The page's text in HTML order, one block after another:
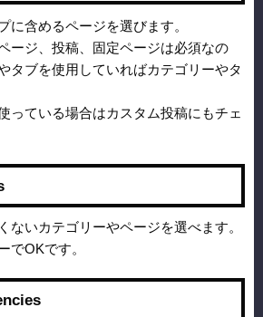
に含めるページを選びます。
ージ、投稿、固定ページは必須なの
タブを使用していればカテゴリーやタ
っている場合はカスタム投稿にもチェ
ないカテゴリーやページを選べます。
でOKです。